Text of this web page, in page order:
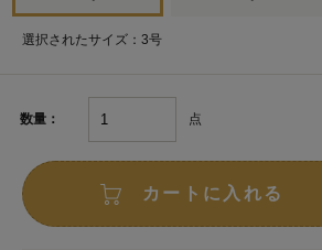
選択されたサイズ：3号
数量： 点
カートに入れる